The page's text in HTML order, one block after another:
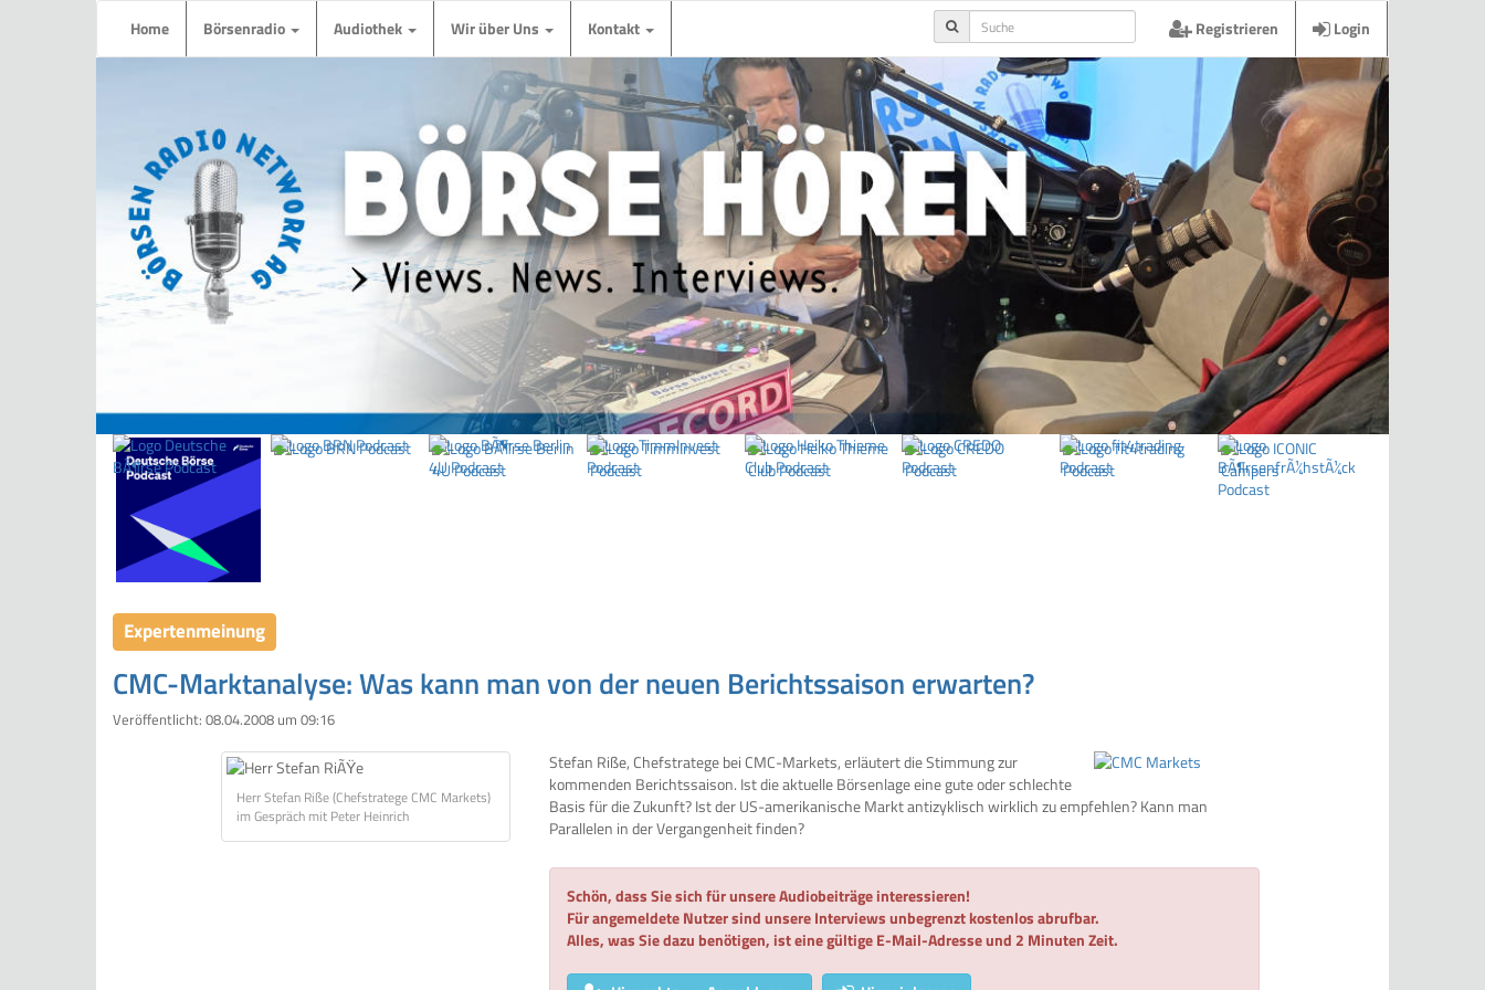
Home Börsenradio Audiothek Wir über Uns Kontakt Registrieren Login
Expertenmeinung
CMC-Marktanalyse: Was kann man von der neuen Berichtssaison erwarten?
Veröffentlicht: 08.04.2008 um 09:16
Herr Stefan Riße (Chefstratege CMC Markets)
im Gespräch mit Peter Heinrich
Stefan Riße, Chefstratege bei CMC-Markets, erläutert die Stimmung zur
kommenden Berichtssaison. Ist die aktuelle Börsenlage eine gute oder schlechte
Basis für die Zukunft? Ist der US-amerikanische Markt antizyklisch wirklich zu empfehlen? Kann man
Parallelen in der Vergangenheit finden?
Schön, dass Sie sich für unsere Audiobeiträge interessieren!
Für angemeldete Nutzer sind unsere Interviews unbegrenzt kostenlos abrufbar.
Alles, was Sie dazu benötigen, ist eine gültige E-Mail-Adresse und 2 Minuten Zeit.